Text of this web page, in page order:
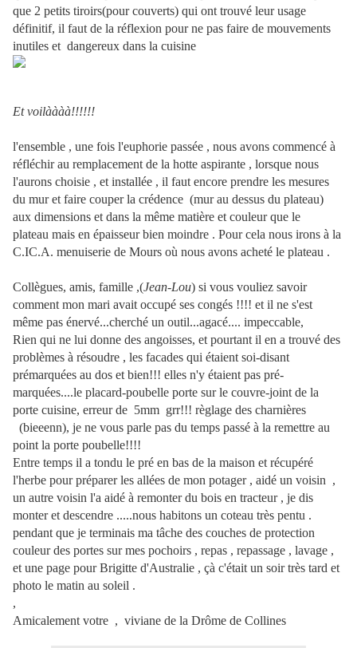
que 2 petits tiroirs(pour couverts) qui ont trouvé leur usage
définitif, il faut de la réflexion pour ne pas faire de mouvements
inutiles et dangereux dans la cuisine
Et voilàààà!!!!!!
l'ensemble , une fois l'euphorie passée , nous avons commencé à
réfléchir au remplacement de la hotte aspirante , lorsque nous
l'aurons choisie , et installée , il faut encore prendre les mesures
du mur et faire couper la crédence (mur au dessus du plateau)
aux dimensions et dans la même matière et couleur que le
plateau mais en épaisseur bien moindre . Pour cela nous irons à la
C.IC.A. menuiserie de Mours où nous avons acheté le plateau .
Collègues, amis, famille ,(Jean-Lou) si vous vouliez savoir
comment mon mari avait occupé ses congés !!!! et il ne s'est
même pas énervé...cherché un outil...agacé.... impeccable,
Rien qui ne lui donne des angoisses, et pourtant il en a trouvé des
problèmes à résoudre , les facades qui étaient soi-disant
prémarquées au dos et bien!!! elles n'y étaient pas pré-
marquées....le placard-poubelle porte sur le couvre-joint de la
porte cuisine, erreur de 5mm grr!!! règlage des charnières
(bieeenn), je ne vous parle pas du temps passé à la remettre au
point la porte poubelle!!!!
Entre temps il a tondu le pré en bas de la maison et récupéré
l'herbe pour préparer les allées de mon potager , aidé un voisin ,
un autre voisin l'a aidé à remonter du bois en tracteur , je dis
monter et descendre .....nous habitons un coteau très pentu .
pendant que je terminais ma tâche des couches de protection
couleur des portes sur mes pochoirs , repas , repassage , lavage ,
et une page pour Brigitte d'Australie , çà c'était un soir très tard et
photo le matin au soleil .
,
Amicalement votre , viviane de la Drôme de Collines